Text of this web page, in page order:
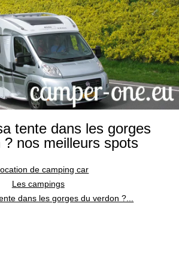
tente dans les gorges
? nos meilleurs spots
de camping car
Les campings
dans les gorges du verdon ?...